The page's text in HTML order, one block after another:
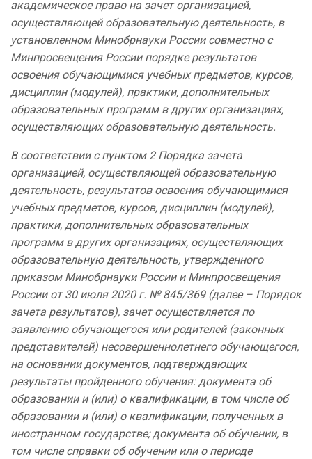
академическое право на зачет организацией,
осуществляющей образовательную деятельность, в
установленном Минобрнауки России совместно с
Минпросвещения России порядке результатов
освоения обучающимися учебных предметов, курсов,
дисциплин (модулей), практики, дополнительных
образовательных программ в других организациях,
осуществляющих образовательную деятельность.
В соответствии с пунктом 2 Порядка зачета
организацией, осуществляющей образовательную
деятельность, результатов освоения обучающимися
учебных предметов, курсов, дисциплин (модулей),
практики, дополнительных образовательных
программ в других организациях, осуществляющих
образовательную деятельность, утвержденного
приказом Минобрнауки России и Минпросвещения
России от 30 июля 2020 г. № 845/369 (далее – Порядок
зачета результатов), зачет осуществляется по
заявлению обучающегося или родителей (законных
представителей) несовершеннолетнего обучающегося,
на основании документов, подтверждающих
результаты пройденного обучения: документа об
образовании и (или) о квалификации, в том числе об
образовании и (или) о квалификации, полученных в
иностранном государстве; документа об обучении, в
том числе справки об обучении или о периоде